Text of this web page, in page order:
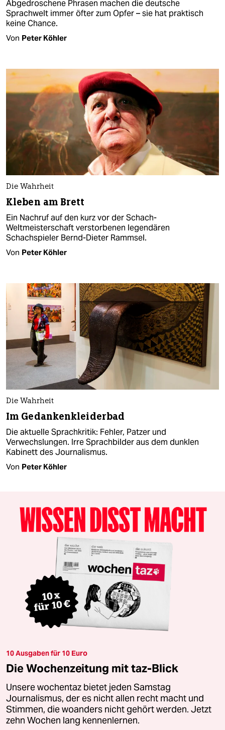
Abgedroschene Phrasen machen die deutsche
Sprachwelt immer öfter zum Opfer – sie hat praktisch
keine Chance.
Von Peter Köhler
Die Wahrheit
Kleben am Brett
Ein Nachruf auf den kurz vor der Schach-
Weltmeisterschaft verstorbenen legendären
Schachspieler Bernd-Dieter Rammsel.
Von Peter Köhler
Die Wahrheit
Im Gedankenkleiderbad
Die aktuelle Sprachkritik: Fehler, Patzer und
Verwechslungen. Irre Sprachbilder aus dem dunklen
Kabinett des Journalismus.
Von Peter Köhler
10 Ausgaben für 10 Euro
Die Wochenzeitung mit taz-Blick
Unsere wochentaz bietet jeden Samstag
Journalismus, der es nicht allen recht macht und
Stimmen, die woanders nicht gehört werden. Jetzt
zehn Wochen lang kennenlernen.